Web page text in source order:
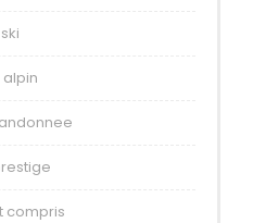
ski
alpin
compris